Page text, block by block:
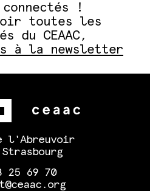
connectés !
toutes les
du CEAAC,
à la newsletter
l'Abreuvoir
Strasbourg
25 69 70